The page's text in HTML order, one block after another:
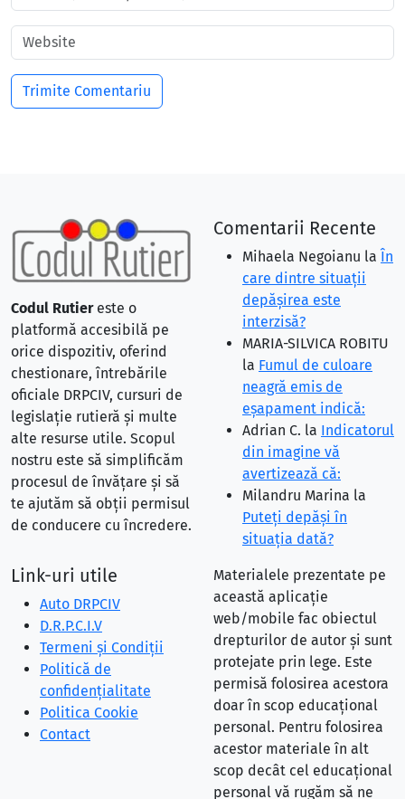
Codul Rutiereste o
platformă accesibilă pe
orice dispozitiv, oferind
chestionare, întrebările
oficiale DRPCIV, cursuri de
legislație rutieră și multe
alte resurse utile. Scopul
nostru este să simplificăm
procesul de învățare și să
te ajutăm să obții permisul
de conducere cu încredere.
Comentarii Recente
Mihaela Negoianu la În
care dintre situaţii
depăşirea este
interzisă?
MARIA-SILVICA ROBITU
la Fumul de culoare
neagră emis de
eşapament indică:
Adrian C. la Indicatorul
din imagine vă
avertizează că:
Milandru Marina la
Puteţi depăşi în
situaţia dată?
Link-uri utile
Auto DRPCIV
D.R.P.C.I.V
Termeni și Condiții
Politică de
confidențialitate
Politica Cookie
Contact
Materialele prezentate pe
această aplicație
web/mobile fac obiectul
drepturilor de autor și sunt
protejate prin lege. Este
permisă folosirea acestora
doar în scop educațional
personal. Pentru folosirea
acestor materiale în alt
scop decât cel educațional
personal vă rugăm să ne